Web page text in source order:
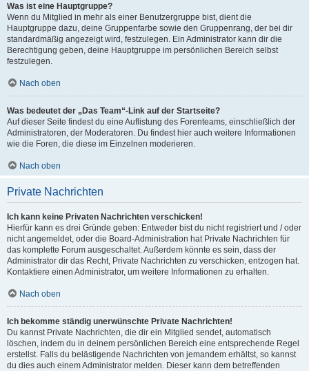
Was ist eine Hauptgruppe?
Wenn du Mitglied in mehr als einer Benutzergruppe bist, dient die
Hauptgruppe dazu, deine Gruppenfarbe sowie den Gruppenrang, der bei dir
standardmäßig angezeigt wird, festzulegen. Ein Administrator kann dir die
Berechtigung geben, deine Hauptgruppe im persönlichen Bereich selbst
festzulegen.
Nach oben
Was bedeutet der „Das Team“-Link auf der Startseite?
Auf dieser Seite findest du eine Auflistung des Forenteams, einschließlich der
Administratoren, der Moderatoren. Du findest hier auch weitere Informationen
wie die Foren, die diese im Einzelnen moderieren.
Nach oben
Private Nachrichten
Ich kann keine Privaten Nachrichten verschicken!
Hierfür kann es drei Gründe geben: Entweder bist du nicht registriert und / oder
nicht angemeldet, oder die Board-Administration hat Private Nachrichten für
das komplette Forum ausgeschaltet. Außerdem könnte es sein, dass der
Administrator dir das Recht, Private Nachrichten zu verschicken, entzogen hat.
Kontaktiere einen Administrator, um weitere Informationen zu erhalten.
Nach oben
Ich bekomme ständig unerwünschte Private Nachrichten!
Du kannst Private Nachrichten, die dir ein Mitglied sendet, automatisch
löschen, indem du in deinem persönlichen Bereich eine entsprechende Regel
erstellst. Falls du belästigende Nachrichten von jemandem erhältst, so kannst
du dies auch einem Administrator melden. Dieser kann dem betreffenden